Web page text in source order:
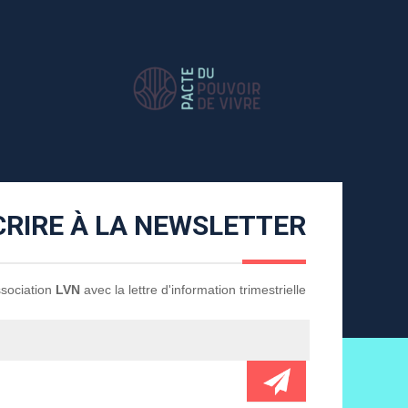
À LA NEWSLETTER
LVN avec la lettre d'information trimestrielle